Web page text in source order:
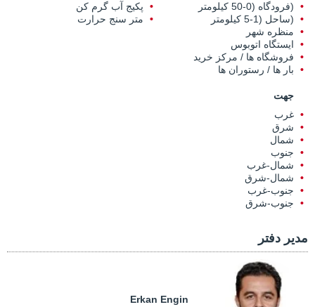
(فرودگاه (0-50 کیلومتر
(ساحل (1-5 کیلومتر
منظره شهر
ایستگاه اتوبوس
فروشگاه ها / مرکز خرید
بار ها / رستوران ها
پکیج آب گرم کن
متر سنج حرارت
جهت
غرب
شرق
شمال
جنوب
شمال-غرب
شمال-شرق
جنوب-غرب
جنوب-شرق
مدیر دفتر
Erkan Engin